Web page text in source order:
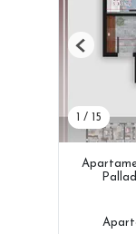
/ 15
Previous